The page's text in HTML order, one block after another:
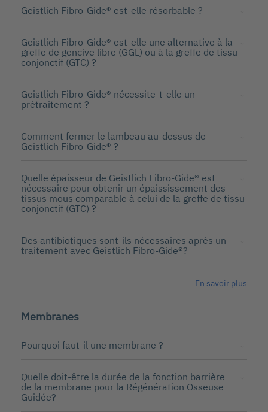
Geistlich Fibro-Gide® est-elle résorbable ?
Geistlich Fibro-Gide® est-elle une alternative à la
greffe de gencive libre (GGL) ou à la greffe de tissu
conjonctif (GTC) ?
Geistlich Fibro-Gide® nécessite-t-elle un
prétraitement ?
Comment fermer le lambeau au-dessus de
Geistlich Fibro-Gide® ?
Quelle épaisseur de Geistlich Fibro-Gide® est
nécessaire pour obtenir un épaississement des
tissus mous comparable à celui de la greffe de tissu
conjonctif (GTC) ?
Des antibiotiques sont-ils nécessaires après un
traitement avec Geistlich Fibro-Gide®?
En savoir plus
Membranes
Pourquoi faut-il une membrane ?
Quelle doit-être la durée de la fonction barrière
de la membrane pour la Régénération Osseuse
Guidée?